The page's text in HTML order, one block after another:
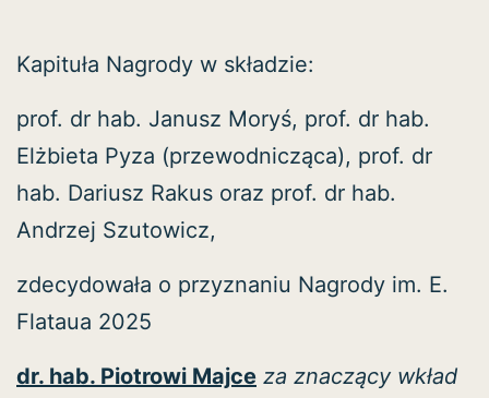
Kapituła Nagrody w składzie:
prof. dr hab. Janusz Moryś, prof. dr hab.
Elżbieta Pyza (przewodnicząca), prof. dr
hab. Dariusz Rakus oraz prof. dr hab.
Andrzej Szutowicz,
zdecydowała o przyznaniu Nagrody im. E.
Flataua 2025
dr. hab. Piotrowi Majce za znaczący wkład